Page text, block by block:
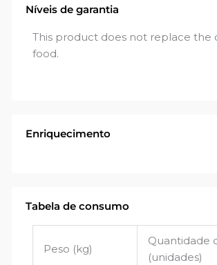
Níveis de garantia
This product does not replace the
food.
Enriquecimento
Tabela de consumo
Peso (kg)
Quantidade
(unidades)